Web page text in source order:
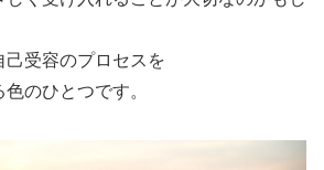
己受容のプロセスを
のひとつです。